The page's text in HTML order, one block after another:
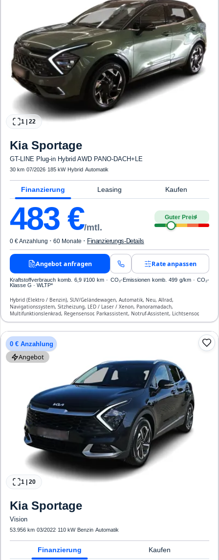
1 22
Kia Sportage
GT-LINE Plug-in Hybrid AWD PANO-DACH+LE
30 km·07/2026· 185 kW· Hybrid·Automatik
Finanzierung Leasing Kaufen
483 €/mtl.
Guter Preis4
0 € Anzahlung · 60 Monate · Finanzierungs-Details
Angebot anfragen Rate anpassen
Kraftstoffverbrauch komb. 6,9 l/100 km · CO₂-Emissionen komb. 499 g/km · CO₂-
Klasse G · WLTP*
Hybrid (Elektro / Benzin), SUV/Geländewagen, Automatik, Neu, Allrad,
Navigationssystem, Sitzheizung, LED / Laser / Xenon, Panoramadach,
Multifunktionslenkrad, Regensensor, Parkassistent, Notruf-Assistent, Lichtsensor,
Start/Stopp-Automatik, Bluetooth, Freisprecheinrichtung, Verkehrszeichen-
0 € Anzahlung
Angebot
1 20
Kia Sportage
Vision
53.956 km·03/2022· 110 kW· Benzin·Automatik
Finanzierung Kaufen